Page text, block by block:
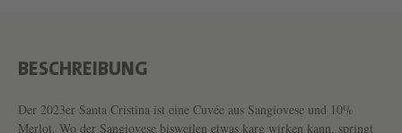
T
BESCHREIBUNG
Der 2023er Santa Cristina ist eine Cuvée aus Sangiovese und 10%
Merlot. Wo der Sangiovese bisweilen etwas karg wirken kann, springt